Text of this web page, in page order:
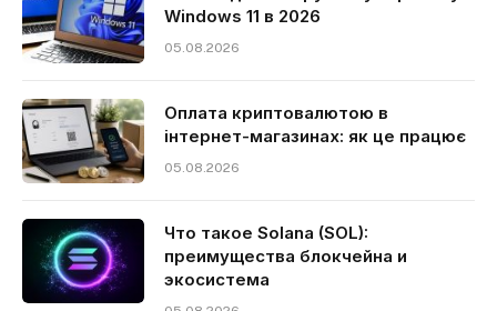
Windows 11 в 2026
05.08.2026
Оплата криптовалютою в
інтернет-магазинах: як це працює
05.08.2026
Что такое Solana (SOL):
преимущества блокчейна и
экосистема